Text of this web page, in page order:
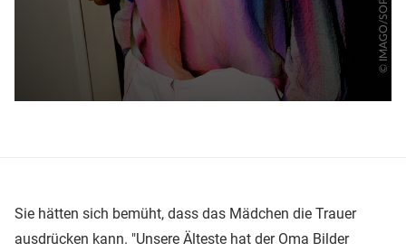
Sie hätten sich bemüht, dass das Mädchen die Trauer
ausdrücken kann. "Unsere Älteste hat der Oma Bilder